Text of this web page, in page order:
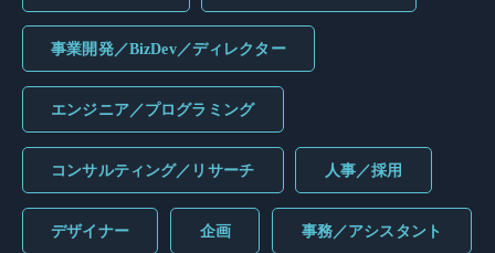
事業開発／BizDev／ディレクター
エンジニア／プログラミング
コンサルティング／リサーチ 人事／採用
デザイナー 企画 事務／アシスタント